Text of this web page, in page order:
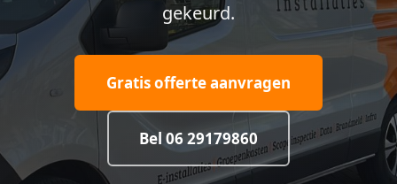
gekeurd.
Gratis offerte aanvragen
Bel 06 29179860